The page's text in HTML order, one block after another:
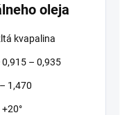
oleja
kvapalina
0,915 – 0,935
1,470